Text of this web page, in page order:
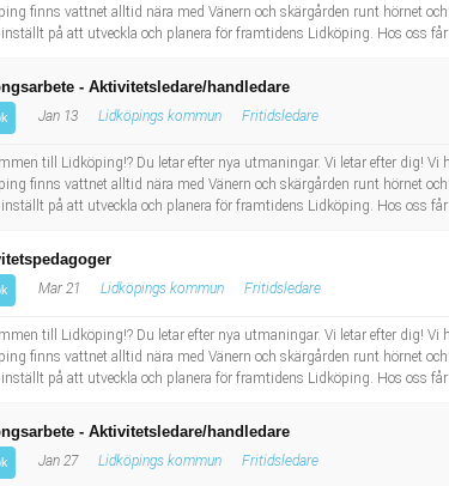
Medicinsk sekreterare
finns vattnet alltid nära med Vänern och skärgården runt hörnet
på att utveckla och planera för framtidens Lidköping. Hos oss
- Aktivitetsledare/handledare
Jan 13 Lidköpings kommun Fritidsledare
till Lidköping!? Du letar efter nya utmaningar. Vi letar efter dig!
finns vattnet alltid nära med Vänern och skärgården runt hörnet
på att utveckla och planera för framtidens Lidköping. Hos oss
Mar 21 Lidköpings kommun Fritidsledare
till Lidköping!? Du letar efter nya utmaningar. Vi letar efter dig!
finns vattnet alltid nära med Vänern och skärgården runt hörnet
på att utveckla och planera för framtidens Lidköping. Hos oss
- Aktivitetsledare/handledare
Jan 27 Lidköpings kommun Fritidsledare